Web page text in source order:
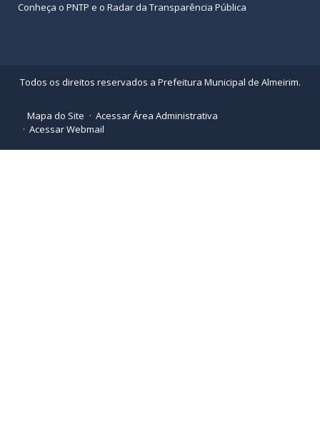
Conheça o PNTP e o Radar da Transparência Pública
Todos os direitos reservados a Prefeitura Municipal de Almeirim.
Mapa do Site
Acessar Área Administrativa
Acessar Webmail